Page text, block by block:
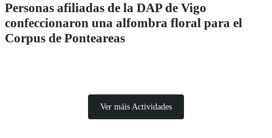
Personas afiliadas de la DAP de Vigo
confeccionaron una alfombra floral para el
Corpus de Ponteareas
Ver máis Actividades